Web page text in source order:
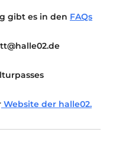
gibt es in den FAQs
Website der halle02.